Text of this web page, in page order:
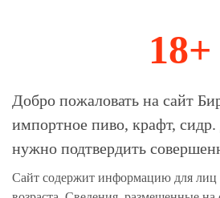
Магазин-Склад
Главная Пиво крафтовое
18+
Добро пожаловать на сайт
импортное пиво, крафт, сидр.
нужно подтвердить
Сайт содержит информацию для лиц